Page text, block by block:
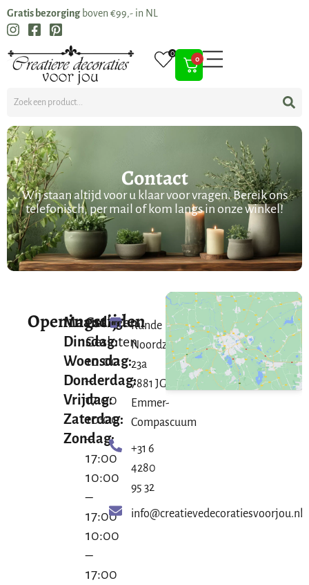
Gratis bezorging boven €99,- in NL
0
0
Contact
Wij staan altijd voor u klaar voor vragen. Bereik ons
telefonisch, per mail of kom langs in onze winkel!
Openingstijden
Maandag:
Dinsdag:
Woensdag:
Donderdag:
Vrijdag:
Zaterdag:
Zondag:
Gesloten
Gesloten
10:00
–
17:00
10:00
–
17:00
10:00
–
17:00
10:00
–
17:00
Runde
Noordzijde
23a
7881 JG
Emmer-
Compascuum
+31 6
4280
95 32
info@creatievedecoratiesvoorjou.nl